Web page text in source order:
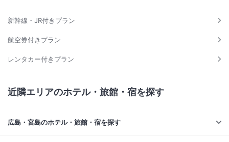
新幹線・JR付きプラン
航空券付きプラン
レンタカー付きプラン
近隣エリアのホテル・旅館・宿を探す
広島・宮島のホテル・旅館・宿を探す